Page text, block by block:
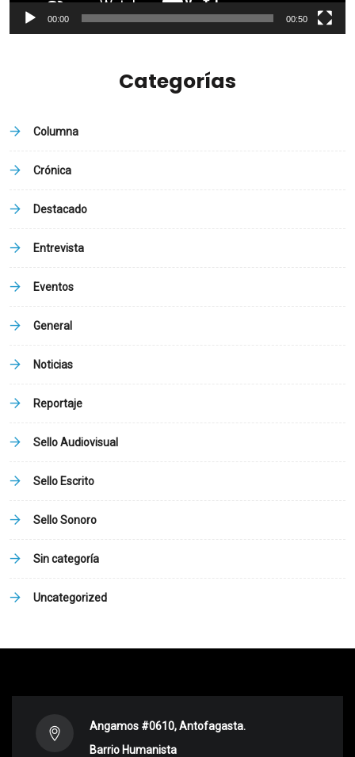
00:00 00:50
Categorías
Columna
Crónica
Destacado
Entrevista
Eventos
General
Noticias
Reportaje
Sello Audiovisual
Sello Escrito
Sello Sonoro
Sin categoría
Uncategorized
Angamos #0610, Antofagasta.
Barrio Humanista